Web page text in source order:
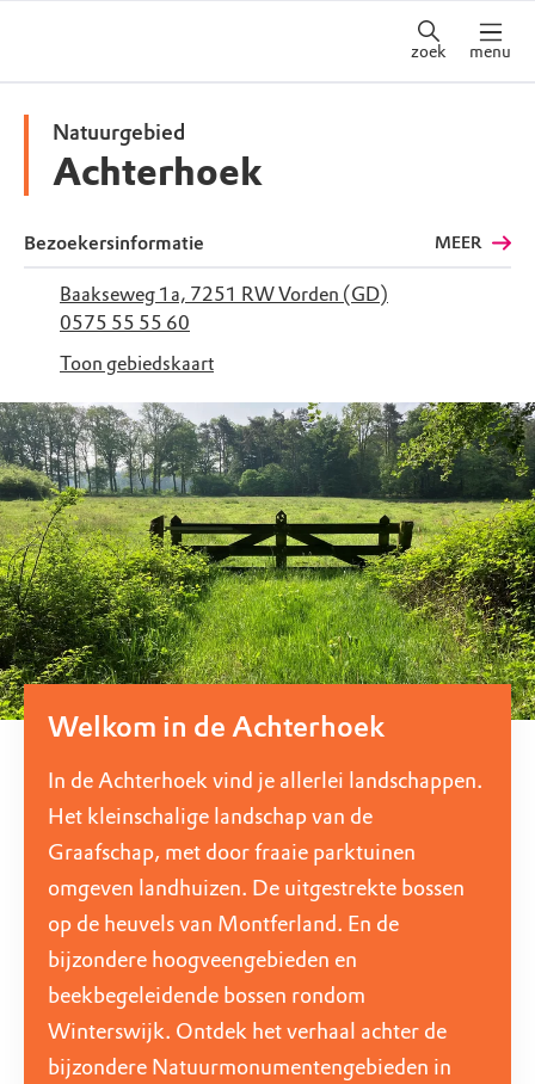
zoek menu
Natuurgebied
Achterhoek
Bezoekersinformatie MEER
Baakseweg 1a, 7251 RW Vorden (GD)
0575 55 55 60
Toon gebiedskaart
Welkom in de Achterhoek
In de Achterhoek vind je allerlei landschappen.
Het kleinschalige landschap van de
Graafschap, met door fraaie parktuinen
omgeven landhuizen. De uitgestrekte bossen
op de heuvels van Montferland. En de
bijzondere hoogveengebieden en
beekbegeleidende bossen rondom
Winterswijk. Ontdek het verhaal achter de
bijzondere Natuurmonumentengebieden in